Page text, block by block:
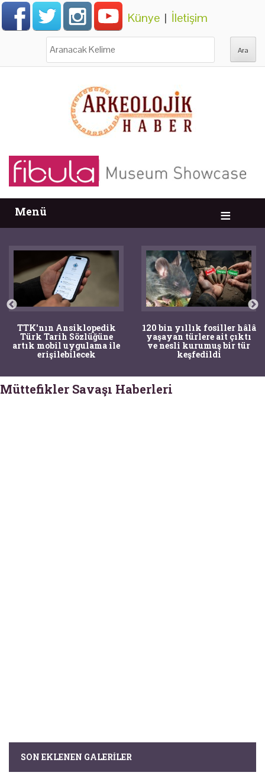
Künye | İletişim
Menü
TTK'nın Ansiklopedik
Türk Tarih Sözlüğüne
artık mobil uygulama ile
erişilebilecek
120 bin yıllık fosiller hâlâ
yaşayan türlere ait çıktı
ve nesli kurumuş bir tür
keşfedildi
Müttefikler Savaşı Haberleri
SON EKLENEN GALERILER